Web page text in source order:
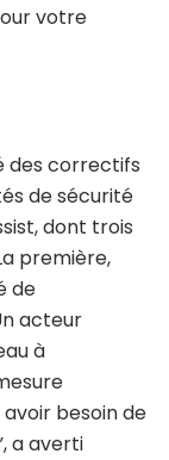
votre
des correctifs
de sécurité
dont trois
première,
de
acteur
à
besoin de
a averti